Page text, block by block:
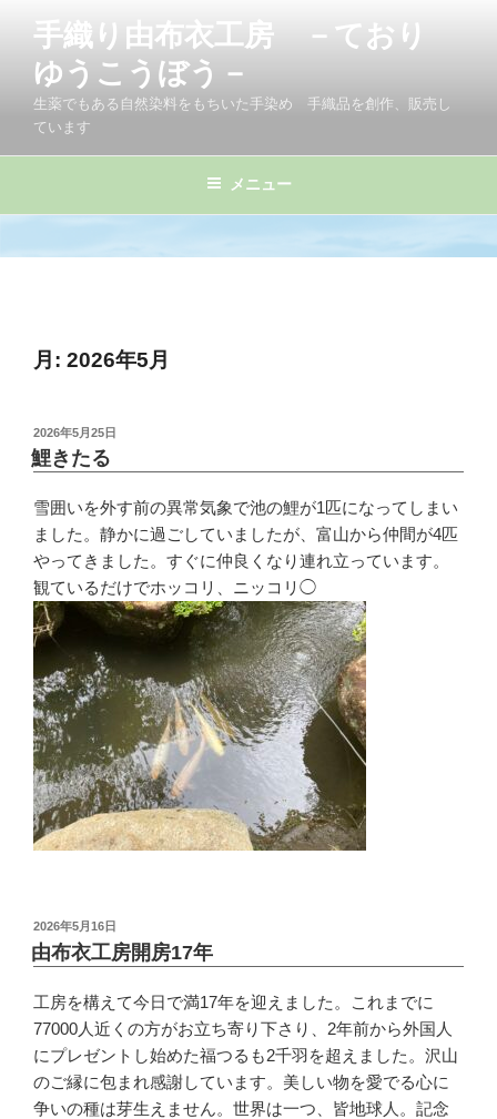
手織り由布衣工房 －ており
ゆうこうぼう－
生薬でもある自然染料をもちいた手染め 手織品を創作、販売し
ています
メニュー
月: 2026年5月
投
稿
日:
2026年5月25日
鯉きたる
雪囲いを外す前の異常気象で池の鯉が1匹になってしまい
ました。静かに過ごしていましたが、富山から仲間が4匹
やってきました。すぐに仲良くなり連れ立っています。
観ているだけでホッコリ、ニッコリ◯
投
稿
日:
2026年5月16日
由布衣工房開房17年
工房を構えて今日で満17年を迎えました。これまでに
77000人近くの方がお立ち寄り下さり、2年前から外国人
にプレゼントし始めた福つるも2千羽を超えました。沢山
のご縁に包まれ感謝しています。美しい物を愛でる心に
争いの種は芽生えません。世界は一つ、皆地球人。記念